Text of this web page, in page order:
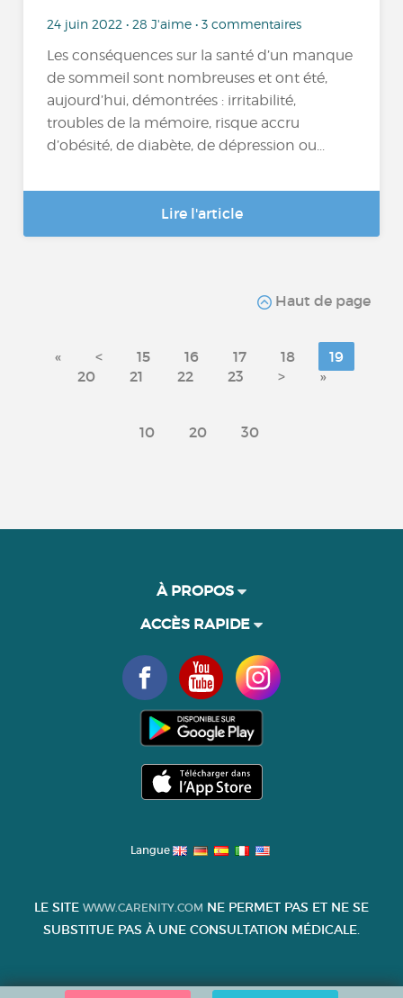
24 juin 2022 • 28 J'aime • 3 commentaires
Les conséquences sur la santé d’un manque
de sommeil sont nombreuses et ont été,
aujourd’hui, démontrées : irritabilité,
troubles de la mémoire, risque accru
d’obésité, de diabète, de dépression ou...
Lire l'article
Haut de page
« < 15 16 17 18
19
20
21 22 23 > »
10 20 30
À PROPOS
ACCÈS RAPIDE
Langue
LE SITE WWW.CARENITY.COM NE PERMET PAS ET NE SE
SUBSTITUE PAS À UNE CONSULTATION MÉDICALE.